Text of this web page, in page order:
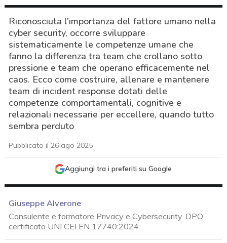
Riconosciuta l’importanza del fattore umano nella
cyber security, occorre sviluppare
sistematicamente le competenze umane che
fanno la differenza tra team che crollano sotto
pressione e team che operano efficacemente nel
caos. Ecco come costruire, allenare e mantenere
team di incident response dotati delle
competenze comportamentali, cognitive e
relazionali necessarie per eccellere, quando tutto
sembra perduto
Pubblicato il 26 ago 2025
Aggiungi tra i preferiti su Google
Giuseppe Alverone
Consulente e formatore Privacy e Cybersecurity. DPO
certificato UNI CEI EN 17740:2024